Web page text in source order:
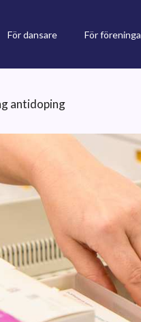
För dansare För
antidoping